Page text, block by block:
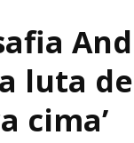
luta
cima’